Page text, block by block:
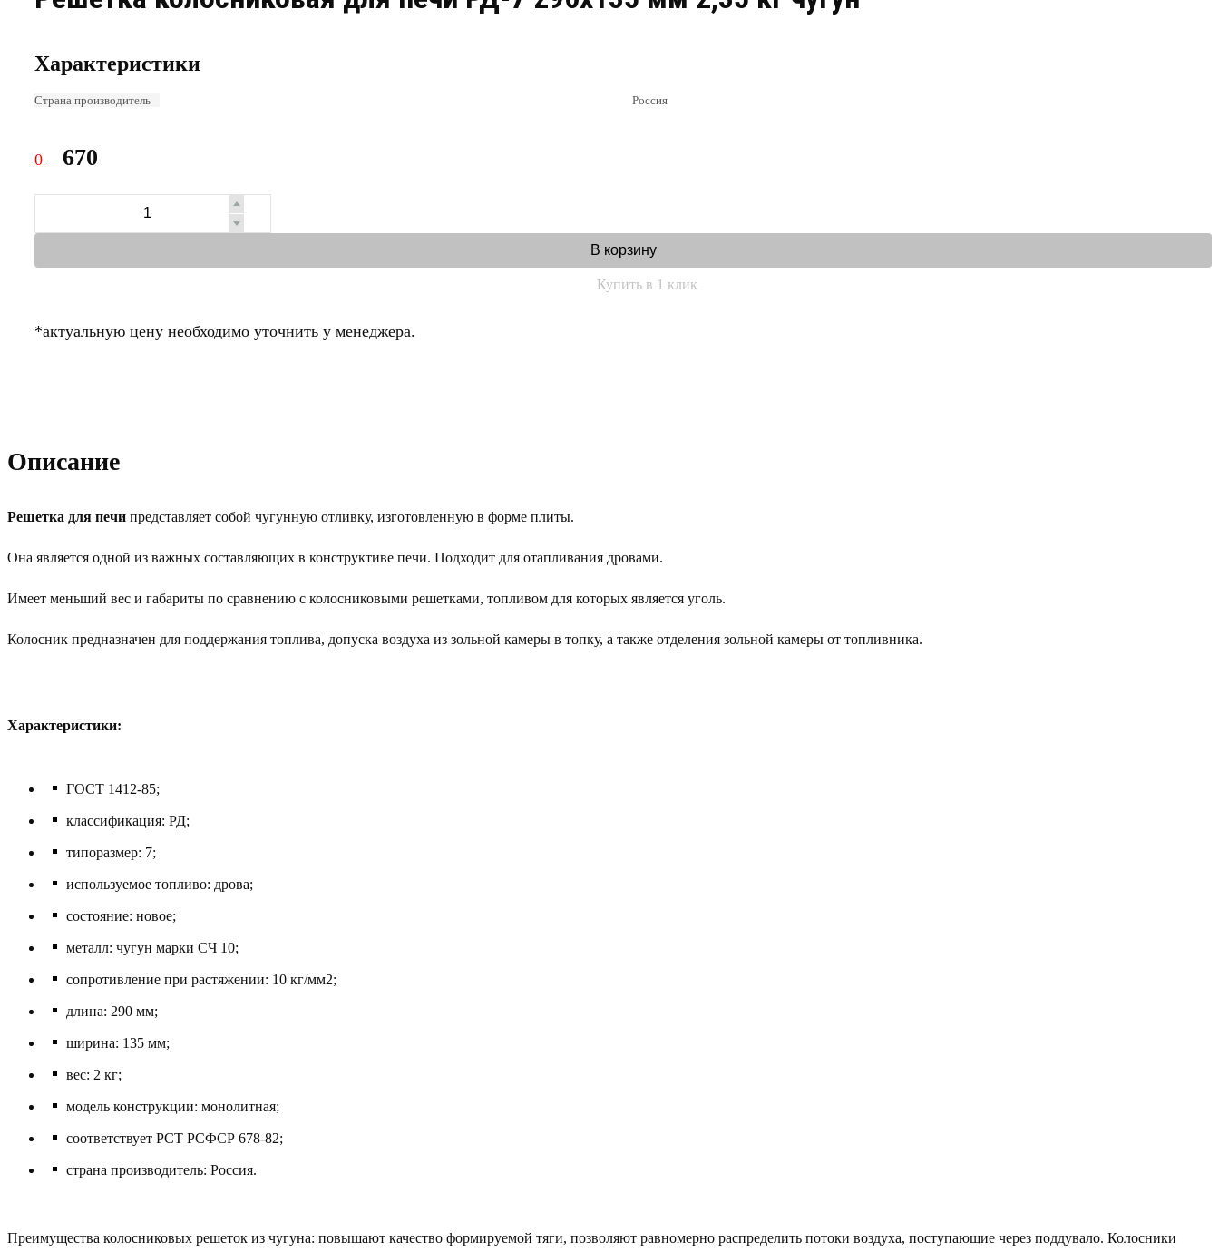
Характеристики
Страна производитель Россия
0 670
В корзину
Купить в 1 клик
*актуальную цену необходимо уточнить у менеджера.
Описание
Решетка для печи представляет собой чугунную отливку, изготовленную в форме плиты.
Она является одной из важных составляющих в конструктиве печи. Подходит для отапливания дровами.
Имеет меньший вес и габариты по сравнению с колосниковыми решетками, топливом для которых является уголь.
Колосник предназначен для поддержания топлива, допуска воздуха из зольной камеры в топку, а также отделения зольной камеры от топливника.
Характеристики:
ГОСТ 1412-85;
классификация: РД;
типоразмер: 7;
используемое топливо: дрова;
состояние: новое;
металл: чугун марки СЧ 10;
сопротивление при растяжении: 10 кг/мм2;
длина: 290 мм;
ширина: 135 мм;
вес: 2 кг;
модель конструкции: монолитная;
соответствует РСТ РСФСР 678-82;
страна производитель: Россия.
Преимущества колосниковых решеток из чугуна: повышают качество формируемой тяги, позволяют равномерно распределить потоки воздуха, поступающие через поддувало. Колосники